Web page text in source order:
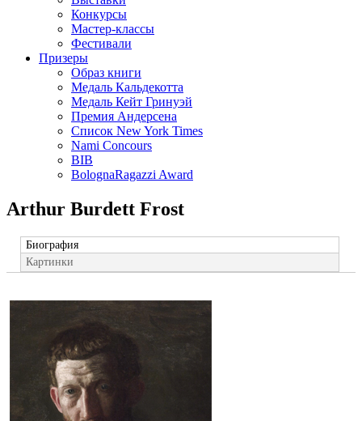
Конкурсы
Мастер-классы
Фестивали
Призеры
Образ книги
Медаль Кальдекотта
Медаль Кейт Гринуэй
Премия Андерсена
Список New York Times
Nami Concours
BIB
BolognaRagazzi Award
Arthur Burdett Frost
Биография
Картинки